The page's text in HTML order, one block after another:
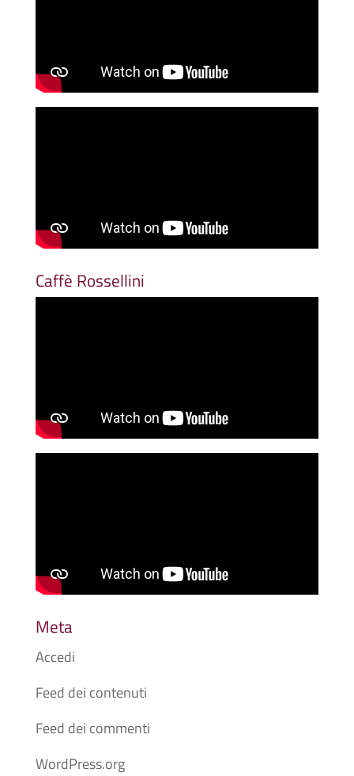
Caffè Rossellini
Meta
Accedi
Feed dei contenuti
Feed dei commenti
WordPress.org